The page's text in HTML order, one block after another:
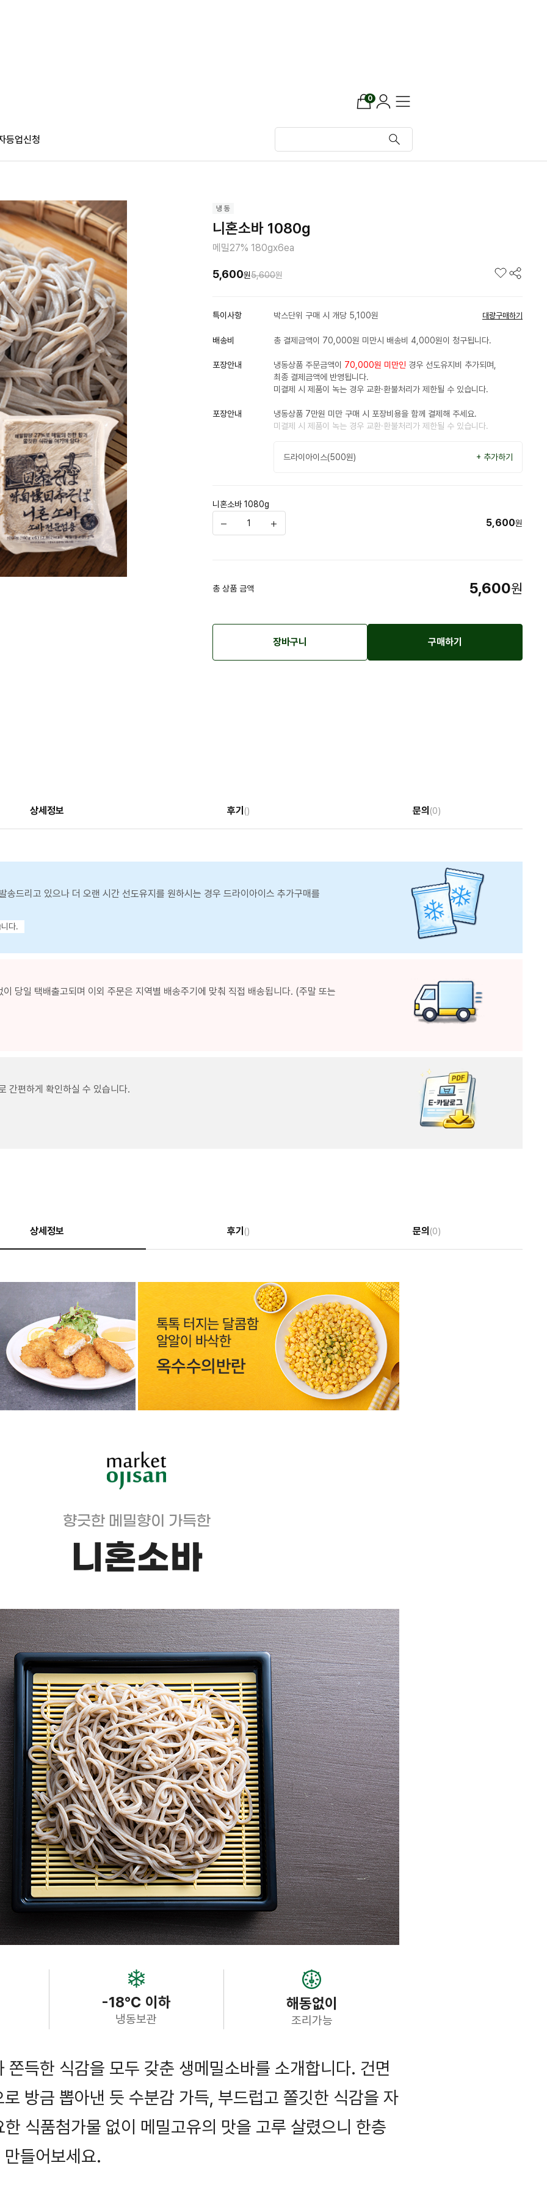
0
등업신청
니혼소바 1080g
메밀27% 180gx6ea
5,600원5,600원
특이사항 박스단위 구매 시 개당 5,100원 대량구매하기
배송비 총 결제금액이 70,000원 미만시 배송비 4,000원이 청구됩니다.
포장안내 냉동상품 주문금액이 70,000원 미만인 경우 선도유지비 추가되며,
최종 결제금액에 반영됩니다.
미결제 시 제품이 녹는 경우 교환·환불처리가 제한될 수 있습니다.
포장안내
냉동상품 7만원 미만 구매 시 포장비용을 함께 결제해 주세요.
미결제 시 제품이 녹는 경우 교환·환불처리가 제한될 수 있습니다.
드라이아이스(500원) + 추가하기
니혼소바 1080g
5,600원
총 상품 금액 5,600원
장바구니 구매하기
상세정보 후기 () 문의 (0)
드리고 있으나 더 오랜 시간 선도유지를 원하시는 경우 드라이아이스 추가구매를
다.
당일 택배출고되며 이외 주문은 지역별 배송주기에 맞춰 직접 배송됩니다. (주말 또는
간편하게 확인하실 수 있습니다.
상세정보 후기 () 문의 (0)
향긋한 메밀향이 가득한
니혼소바
-18℃ 이하
냉동보관
해동없이
조리가능
쫀득한 식감을 모두 갖춘 생메밀소바를 소개합니다. 건면
방금 뽑아낸 듯 수분감 가득, 부드럽고 쫄깃한 식감을 자
식품첨가물 없이 메밀고유의 맛을 고루 살렸으니 한층
들어보세요.